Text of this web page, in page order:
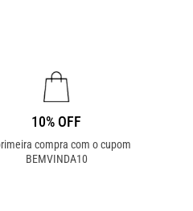
10% OFF
compra com o cupom
BEMVINDA10